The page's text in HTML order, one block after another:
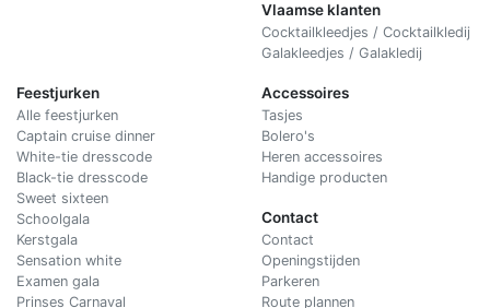
Vlaamse klanten
Cocktailkleedjes / Cocktailkledij
Galakleedjes / Galakledij
Feestjurken
Alle feestjurken
Captain cruise dinner
White-tie dresscode
Black-tie dresscode
Sweet sixteen
Schoolgala
Kerstgala
Sensation white
Examen gala
Prinses Carnaval
Accessoires
Tasjes
Bolero's
Heren accessoires
Handige producten
Contact
Contact
Openingstijden
Parkeren
Route plannen